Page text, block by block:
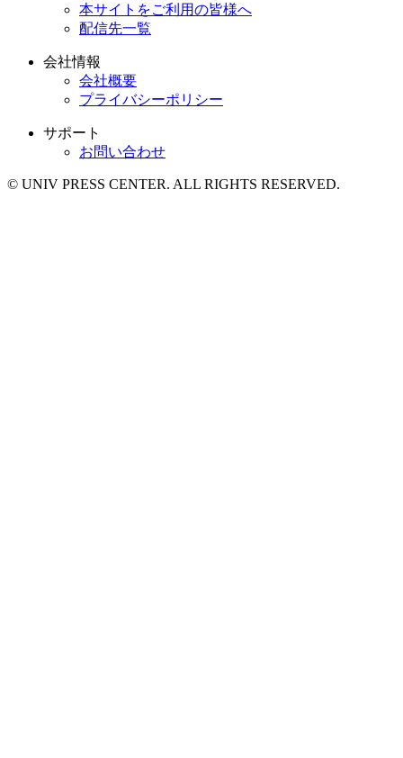
本サイトをご利用の皆様へ
配信先一覧
会社情報
会社概要
プライバシーポリシー
サポート
お問い合わせ
© UNIV PRESS CENTER. ALL RIGHTS RESERVED.